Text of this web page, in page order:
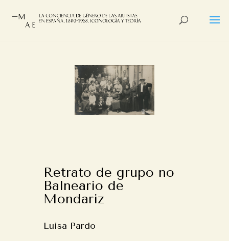
Retrato de grupo no
Balneario de
Mondariz
Luisa Pardo